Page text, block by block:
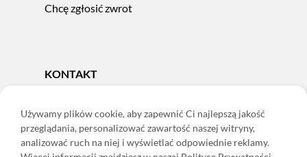
Chcę zgłosić zwrot
KONTAKT
e-mail:sklep@adoris.pl
poniedziałek - piątek 8:00-16:00
Używamy plików cookie, aby zapewnić Ci najlepszą jakość
przeglądania, personalizować zawartość naszej witryny,
analizować ruch na niej i wyświetlać odpowiednie reklamy.